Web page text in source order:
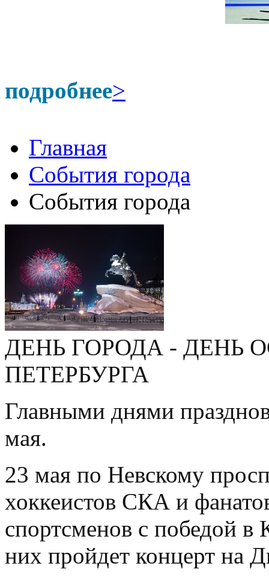
подробнее>
Главная
События города
События города
ДЕНЬ ГОРОДА - ДЕНЬ
ПЕТЕРБУРГА
Главными днями
мая.
23 мая по Невскому
хоккеистов СКА и
спортсменов с победой в
них пройдет концерт на